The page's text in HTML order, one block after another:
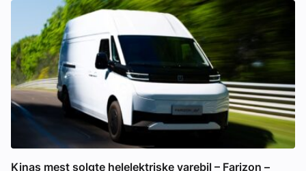
Kinas mest solgte helelektriske varebil – Farizon –